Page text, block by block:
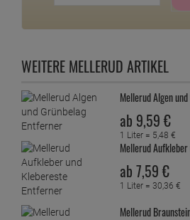
WEITERE MELLERUD ARTIKEL
Mellerud Algen
ab 9,59 €
1 Liter = 5,48 €
Mellerud
ab7,59 €
1 Liter = 30, 36 €
Mellerud